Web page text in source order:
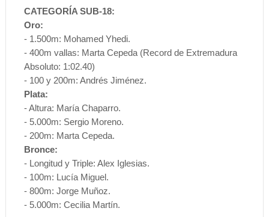
CATEGORÍA SUB-18:
Oro:
- 1.500m: Mohamed Yhedi.
- 400m vallas: Marta Cepeda (Record de Extremadura
Absoluto: 1:02.40)
- 100 y 200m: Andrés Jiménez.
Plata:
- Altura: María Chaparro.
- 5.000m: Sergio Moreno.
- 200m: Marta Cepeda.
Bronce:
- Longitud y Triple: Alex Iglesias.
- 100m: Lucía Miguel.
- 800m: Jorge Muñoz.
- 5.000m: Cecilia Martín.